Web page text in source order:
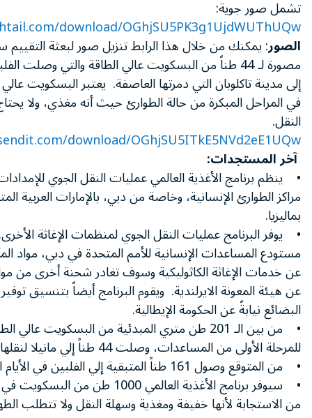
تشمل صور جوية:
download/OGhjSU5PK3g1UjdWUThUQw
الصور: يمكنك من خلال هذا الرابط تنزيل صور لبعثة التقييم
مصورة لـ 44 طناً من البسكويت عالي الطاقة والتي
إلى مدينة تاكلوبان التي دمرتها العاصفة. يعتبر البسكويت
في المراحل المبكرة من حالة الطوارئ حيث أنه مغذي، ولا
النقل.
download/OGhjSU5ITkE5NVd2eE1UQw
آخر المستجدات:
• ينظم برنامج الأغذية العالمي عمليات النقل الجوي
مراكز الطوارئ الإنسانية، وخاصة من دبي، بالإمارات العربية
بماليزيا.
• يوفر البرنامج عمليات النقل الجوي لمنظمات الإغاثة
مستودع المساعدات الإنسانية للأمم المتحدة في دبي، مواد
عن خدمات الإغاثة الكاثوليكية وسوف تغادر شحنة أخرى من مواد
عن هيئة المعونة الايرلندية. ويقوم البرنامج أيضاً بتنسيق
البضائع نيابةً عن الحكومة الإيطالية.
• من بين الـ 201 طن متري المبدئية من البسكويت
للمرحلة الأولى من المساعدات، وصلت 44 طناً إلي مانيلا لنقلها مباشرةً إلى تاكلوبان.
• من المتوقع وصول 161 طناً المتبقية إلي الفلبين في الأيام المقبلة.
• سيوفر برنامج الأغذية العالمي 1000
من الاستجابة لأنها خفيفة ومغذية وسهلة النقل ولا تتطلب